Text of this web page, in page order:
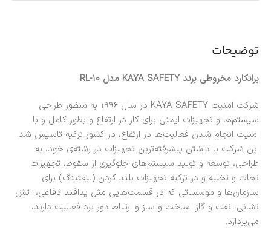
توضیحات
برانکارد مخروطی برند KAYA SAFETY مدل RL-10
شرکت امنیت KAYA SAFETY در سال 1996 به منظور طراحی
سیستم‌ها و تجهیزات ایمنی برای کار در ارتفاع و بطور کامل و با
امنیت انجام شدن فعالیت‌ها در ارتفاع، در کشور ترکیه تاسیس شد.
این شرکت با داشتن پیشرفته‌ترین تجهیزات در رشته‌ی خود، به
طراحی، توسعه و تولید سیستم‌های جلوگیری از سقوط، تجهیزات
نجات و تخلیه و در ترکیه تجهیزات بلند کردن (لیفتینگ) برای
سازمان‌ها و موسساتی که در قسمت‌هایی مثل پدافند دفاعی، آتش
نشانی، نفت و گاز، ساخت و ساز و ارتباط دور برد فعالیت دارند،
می‌پردازد.